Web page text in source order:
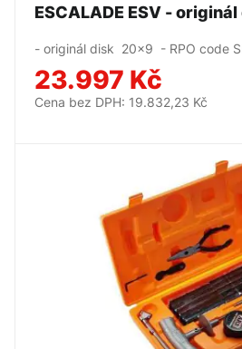
ESCALADE ESV - originál disk 20x9 - GM
- originál disk 20x9 - RPO code
23.997 Kč
Cena bez DPH: 19.832,23 Kč